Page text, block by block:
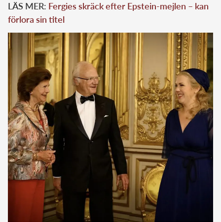
LÄS MER: Fergies skräck efter Epstein-mejlen – kan
förlora sin titel